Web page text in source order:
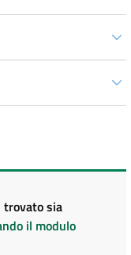
trovato sia
il modulo